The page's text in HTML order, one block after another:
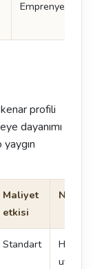
Emprenye
profili
dayanımı
Maliyet
etkisi
Not
Standart
Her